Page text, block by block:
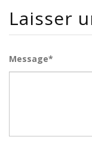
Laisser
Message*